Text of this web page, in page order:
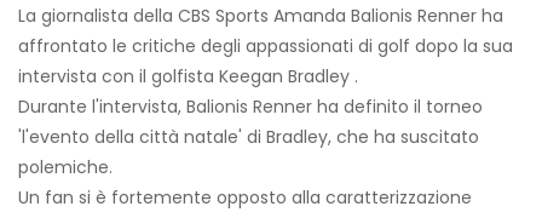
La giornalista della CBS Sports Amanda Balionis Renner ha
affrontato le critiche degli appassionati di golf dopo la sua
intervista con il golfista Keegan Bradley .
Durante l'intervista, Balionis Renner ha definito il torneo
'l'evento della città natale' di Bradley, che ha suscitato
polemiche.
Un fan si è fortemente opposto alla caratterizzazione